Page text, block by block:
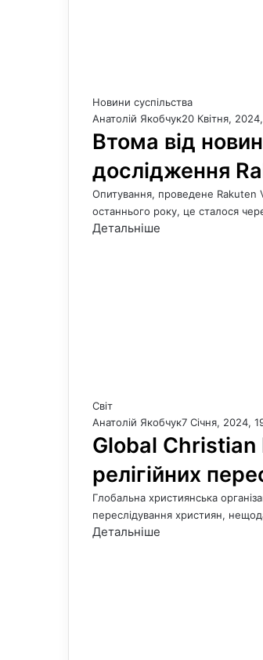
Новини суспільства
Анатолій Якобчук20 Квітня,
Втома від
дослідження
Опитування, проведене Rakuten
останнього року, це сталося
Детальніше
Світ
Анатолій Якобчук7 Січня, 2024,
Global Christian
релігійних
Глобальна християнська
переслідування християн,
Детальніше